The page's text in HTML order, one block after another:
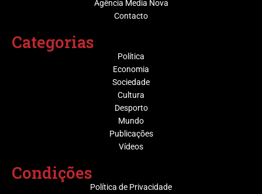
Agência Media Nova
Contacto
Categorias
Política
Economia
Sociedade
Cultura
Desporto
Mundo
Publicações
Vídeos
Condições
Política de Privacidade